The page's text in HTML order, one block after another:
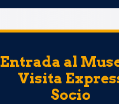
Entrada al
Visita
Socio